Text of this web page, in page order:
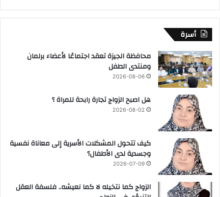
أسرة
محافظة الجيزة تعقد اجتماعًا لأعضاء برلمان
ومنتدى الطفل
2026-08-06
هل اصبح الزواج تجارة رابحة للمراة ؟
2026-08-02
كيف تتحول المشكلات الأسرية إلى معاناة نفسية
وجسدية لدى الأطفال؟
2026-07-09
الزواج كما نتخيله لا كما نعيشه.. فلسفة العقل